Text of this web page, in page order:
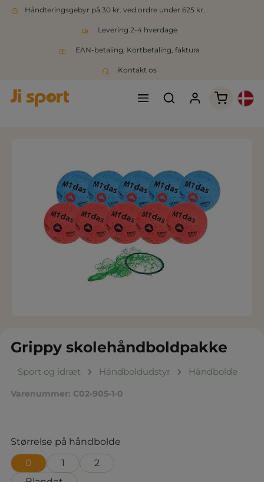
Håndteringsgebyr på 30 kr. ved ordre under 625 kr.
Levering 2-4 hverdage
EAN-betaling, Kortbetaling, faktura
Kontakt os
Grippy skolehåndboldpakke
Sport og idræt Håndboldudstyr Håndbolde
Varenummer: C02-905-1-0
Vælg
Størrelse på håndbolde
0
1
2